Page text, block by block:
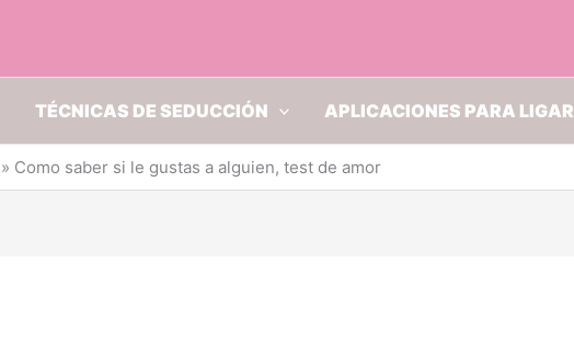
TÉCNICAS DE SEDUCCIÓN APLICACIONES PARA LIGAR
Como saber si le gustas a alguien, test de amor